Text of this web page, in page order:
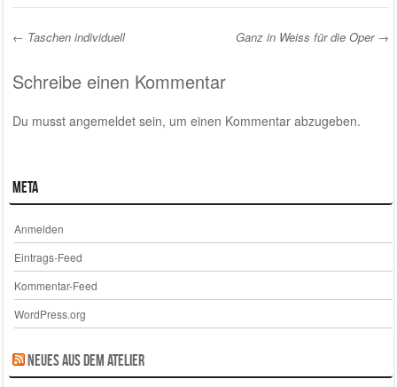
Post navigation
← Taschen individuell Ganz in Weiss für die Oper →
Schreibe einen Kommentar
Du musst angemeldetsein, um einen Kommentar abzugeben.
Meta
Anmelden
Eintrags-Feed
Kommentar-Feed
WordPress.org
Neues aus dem Atelier